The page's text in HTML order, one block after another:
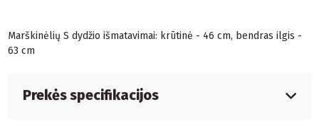
Marškinėlių S dydžio išmatavimai: krūtinė - 46 cm, bendras ilgis -
63 cm
Prekės specifikacijos